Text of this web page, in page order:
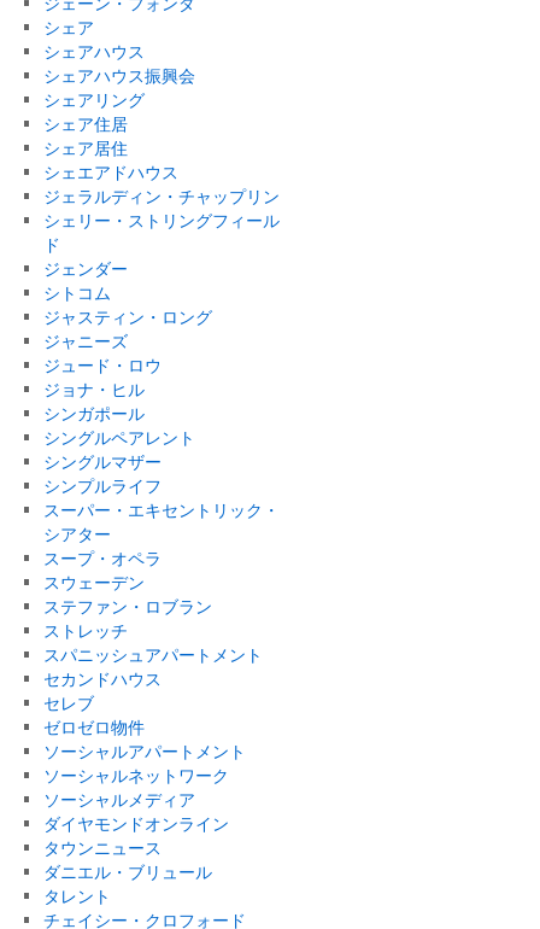
シェア
シェアハウス
シェアハウス振興会
シェアリング
シェア住居
シェア居住
シェエアドハウス
ジェラルディン・チャップリン
シェリー・ストリングフィール
ド
ジェンダー
シトコム
ジャスティン・ロング
ジャニーズ
ジュード・ロウ
ジョナ・ヒル
シンガポール
シングルペアレント
シングルマザー
シンプルライフ
スーパー・エキセントリック・
シアター
スープ・オペラ
スウェーデン
ステファン・ロブラン
ストレッチ
スパニッシュアパートメント
セカンドハウス
セレブ
ゼロゼロ物件
ソーシャルアパートメント
ソーシャルネットワーク
ソーシャルメディア
ダイヤモンドオンライン
タウンニュース
ダニエル・ブリュール
タレント
チェイシー・クロフォード